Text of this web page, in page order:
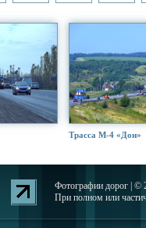
Трасса М-4 «Дон»
Фотографии дорог | ©
При полном или